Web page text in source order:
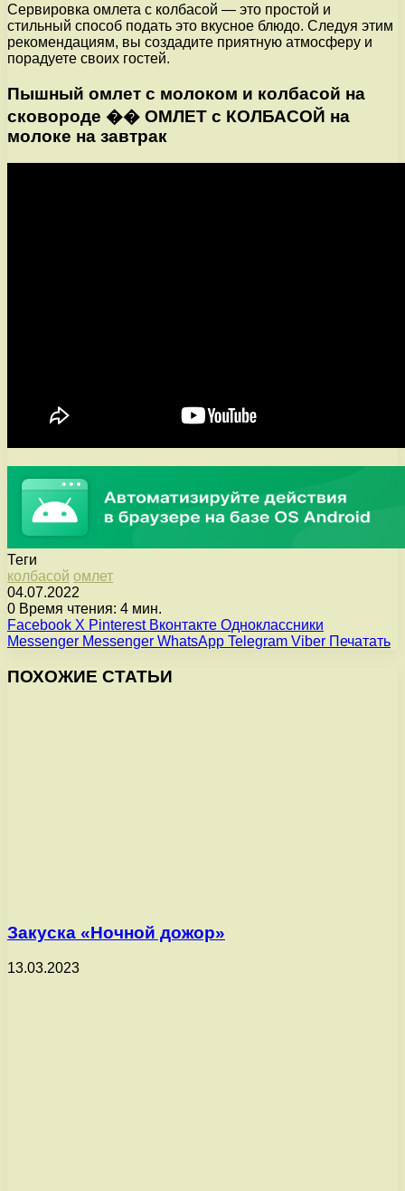
Сервировка омлета с колбасой — это простой и
стильный способ подать это вкусное блюдо. Следуя этим
рекомендациям, вы создадите приятную атмосферу и
порадуете своих гостей.
Пышный омлет с молоком и колбасой на
сковороде �� ОМЛЕТ с КОЛБАСОЙ на
молоке на завтрак
Теги
колбасой омлет
04.07.2022
0 Время чтения: 4 мин.
Facebook X Pinterest Вконтакте Одноклассники
Messenger Messenger WhatsApp Telegram Viber Печатать
ПОХОЖИЕ СТАТЬИ
Закуска «Ночной дожор»
13.03.2023